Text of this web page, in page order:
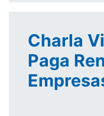
Charla
Paga